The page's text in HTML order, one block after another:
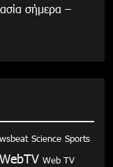
σήμερα –
Science Sports
WebTV Web TV